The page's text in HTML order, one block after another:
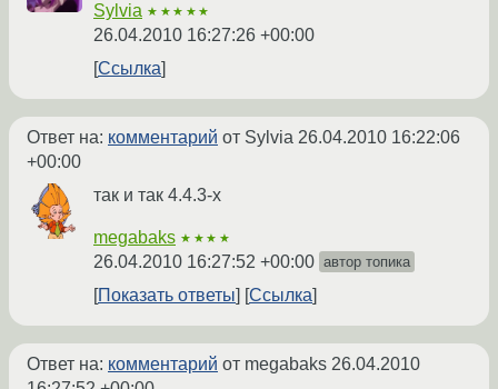
Sylvia ★★★★★
26.04.2010 16:27:26 +00:00
Ссылка
Ответ на: комментарий от Sylvia 26.04.2010 16:22:06
+00:00
так и так 4.4.3-х
megabaks ★★★★
26.04.2010 16:27:52 +00:00 автор топика
Показать ответы Ссылка
Ответ на: комментарий от megabaks 26.04.2010